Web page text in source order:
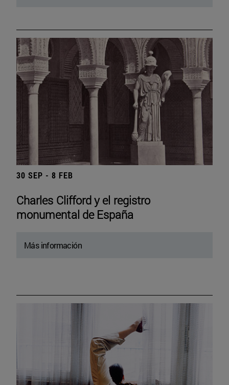
30 SEP - 8 FEB
Charles Clifford y el registro
monumental de España
Más información